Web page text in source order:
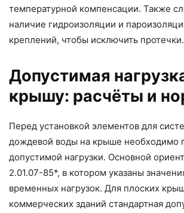
температурной компенсации. Также
наличие гидроизоляции и
креплений, чтобы исключить протечки.
Допустимая
крышу: расчёты и
Перед установкой элементов для
дождевой воды на крыше необходимо
допустимой нагрузки. Основной
2.01.07-85*, в котором указаны
временных нагрузок. Для плоских
коммерческих зданий стандартная